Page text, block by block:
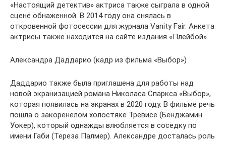
«Настоящий детектив» актриса также сыграла в одной
сцене обнаженной. В 2014 году она снялась в
откровенной фотосессии для журнала Vanity Fair. Анкета
актрисы также находится на сайте издания «Плейбой».
Александра Даддарио (кадр из фильма «Выбор»)
Даддарио также была приглашена для работы над
новой экранизацией романа Николаса Спаркса «Выбор»,
которая появилась на экранах в 2020 году. В фильме речь
пошла о закоренелом холостяке Тревисе (Бенджамин
Уокер), который однажды влюбляется в соседку по
имени Габи (Тереза Палмер). Александре досталась роль